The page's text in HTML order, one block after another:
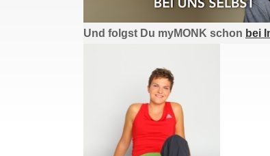
Und folgst Du myMONK schon bei